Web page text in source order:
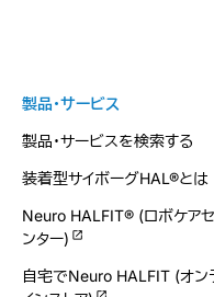
製品・サービス
製品・サービスを検索する
装着型サイボーグHAL®とは
Neuro HALFIT® (ロボケアセ
ンター)
自宅でNeuro HALFIT (オン